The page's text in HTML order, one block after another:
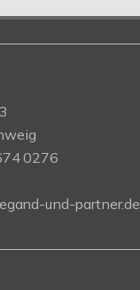
0276
und-partner.de